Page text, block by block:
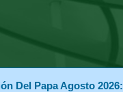
Del Papa Agosto 2026: